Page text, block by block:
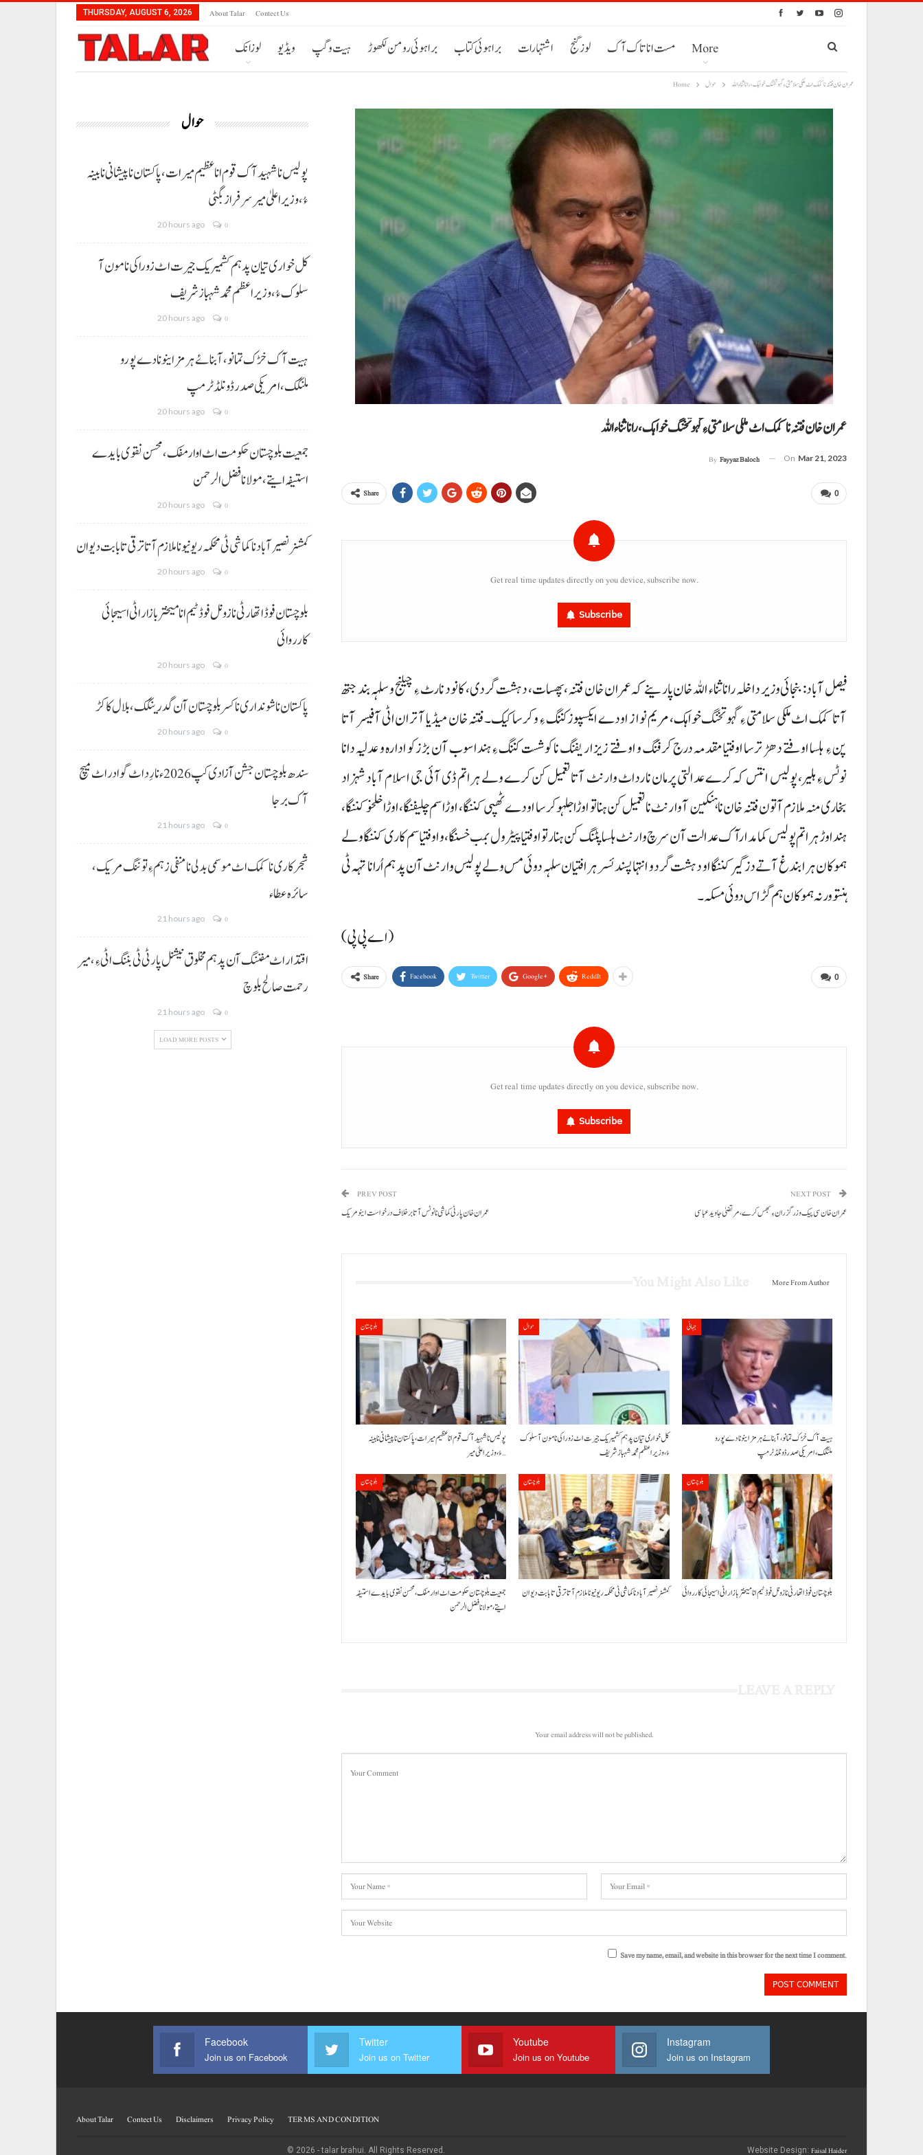
THURSDAY, AUGUST 6, 2026 About Talar Contect Us
لوزانک ویڈیو ہیت و گپ براہوئی رومن لکھوڑ براہوئی کتاب اشتہارات لوز گنج مست انا تاک آک More
Home حوال عمران خان فتنہ نا کمک اٹ ملکی سلامتی ءِ گہو تخنگ خواہک، رانا ثناء اللہ
عمران خان فتنہ نا کمک اٹ ملکی سلامتی ءِ گہو تخنگ خواہک، رانا ثناء اللہ
By Fayyaz Baloch On Mar 21, 2023
0
Share
Get real time updates directly on you device, subscribe now.
Subscribe
فیصل آباد : بنجائی وزیر داخلہ رانا ثناء اللہ خان پارینے کہ عمران خان فتنہ، پھسات، دہشت گردی، کانود نا رٹ ءِ چیلنج و سلہہ بند جتھ
آتا کمک اٹ ملکی سلامتی ءِ گہو تخنگ خواہک، مریم نواز اودے ایکسپوز کننگ ءِ و کرسا کیک۔ فتنہ خان میڈیا آ تران اٹی آفیسر آتا
پن ءِ ہلسا اوفتے دھڑ ترسا اوفتیا مقدمہ درج کرفنگ و اوفتے زیزاریفنگ نا کوشست کننگ ءِ ہنداسوب آن بڑزکو ادارہ و عدلیہ دانا
نوٹس ءِ ہلیر، پولیس انتس کہ کرے عدالتی پرمان نا رداٹ وارنٹ آتا تعمیل کن کرے ولے ہراتم ڈی آئی جی اسلام آباد شہزاد
بخاری منہ ملازم آتون فتنہ خان نا ہنکین آ وارنٹ نا تعمیل کن ہناتو اوڑا جلہو کرسا اودے ٹھپی کننگا، اوڑاسم چلیفنگا، اوڑا خلخو کننگا،
ہنداوڑ ہراتم پولیس کمامدارآک عدالت آن سرچ وارنٹ ہلسا پٹنگ کن ہنار تو اوفتیا پیٹرول بمب خسنگا، و اوفتیا سم کاری کننگا ولے
ہموکان ہرابندغ آتے دزگیر کننگا او دہشت گرد و انتہاپسند ئسر ہرافتیان سلہہ دوئی مس ولے پولیس وارنٹ آن پد ہم اُرا نا تہہ ٹی
ہنتو ورنہ ہموکان ہم گڑاس دوئی مسکہ۔
(اے پی پی)
0
Share Facebook Twitter Google+ ReddIt
Get real time updates directly on you device, subscribe now.
Subscribe
PREV POST
عمران خان پارٹی کماشی نا نوٹس آتا برخلاف درخواست اینو مریک
NEXT POST
عمران خان سی پیک و زرگزران ءِ بھس کرے، مرتضیٰ جاوید عباسی
More From Author
بلوچستان
پولیس نا شہید آک قوم انا عظیم میرات، پاکستان نا پیشانی نا بینہ
ءُ،وزیراعلیٰ میر…
حوال
کل خواری تیان پد ہم کشمیریک جیرت اٹ زوراکی نا مون آ سلوک
ءُ،وزیراعظم محمد شہباز شریف
جہانی
ہیت آک خڑک تمانو، آبنائے ہرمز اینو نا دے پورو
ملنگک،امریکی صدر ڈونلڈ ٹرمپ
بلوچستان
جمعیت بلوچستان حکومت اٹ اوار مفک، محسن نقوی بایدے استیفہ
ایتے،مولانا فضل الرحمن
بلوچستان
کمشنر نصیر آباد نا کماشی ٹی محکمہ ریونیو نا ملازم آتا ترقی تا بابت دیوان
بلوچستان
بلوچستان فوڈ اتھارٹی نا زونل فوڈ ٹیم انا میختر بازار اٹی اسیجائی کارروائی
Your email address will not be published.
Save my name, email, and website in this browser for the next time I comment.
حوال
پولیس نا شہید آک قوم انا عظیم میرات، پاکستان نا پیشانی نا بینہ
ءُ،وزیراعلیٰ میر سرفراز بگٹی
20 hours ago 0
کل خواری تیان پد ہم کشمیریک جیرت اٹ زوراکی نا مون آ
سلوک ءُ،وزیراعظم محمد شہباز شریف
20 hours ago 0
ہیت آک خڑک تمانو، آبنائے ہرمز اینو نا دے پورو
ملنگک،امریکی صدر ڈونلڈ ٹرمپ
20 hours ago 0
جمعیت بلوچستان حکومت اٹ اوار مفک، محسن نقوی بایدے
استیفہ ایتے،مولانا فضل الرحمن
20 hours ago 0
کمشنر نصیر آباد نا کماشی ٹی محکمہ ریونیو نا ملازم آتا ترقی تا بابت دیوان
20 hours ago 0
بلوچستان فوڈ اتھارٹی نا زونل فوڈ ٹیم انا میختر بازار اٹی اسیجائی
کارروائی
20 hours ago 0
پاکستان نا شونداری نا کسر بلوچستان آن گدرینگک، بلال کاکڑ
20 hours ago 0
سندھ بلوچستان جشن آزادی کپ 2026ء نا رِد اٹ گوادر اٹ میچ
آک برجا
21 hours ago 0
شجرکاری نا کمک اٹ موسمی بدلی نا منفی زہم ءِ توننگ مریک،
سائرہ عطاء
21 hours ago 0
اقتدار اٹ مفننگ آن پد ہم مخلوق نیشنل پارٹی ٹی بننگ اٹی ءِ،میر
رحمت صالح بلوچ
21 hours ago 0
LOAD MORE POSTS
Facebook
Join us on Facebook
Twitter
Join us on Twitter
Youtube
Join us on Youtube
Instagram
Join us on Instagram
About Talar Contect Us Disclaimers Privacy Policy TERMS AND CONDITION
© 2026 - talar brahui. All Rights Reserved. Website Design: Faisal Haider